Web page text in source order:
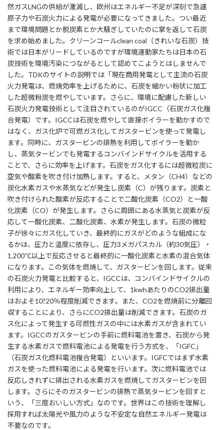
然ガスLNGの供給が激減し、欧州はエネルギー不足が深刻で急遽
原子力や石炭火力による発電が必要になってきました。つい最近
まで環境問題とか脱炭素とか大騒ぎしていたのに掌を返して石炭
を求め始めました。クリーンコールclean coal（きれいな石炭）技
術では日本がリードしているのですが環境運動家たちは日本の石
炭技術を環境汚染につながるとして認めてこようとはしませんで
した。TDKのサイトの説明では「現在商用発電として主流の石炭
火力発電は、燃焼効率を上げるために、石炭を細かい粉状に加工
した超微粉炭を燃やしています。さらに、環境に配慮した新しい
石炭火力発電技術として注目されているのがIGCC（石炭ガス化複
合発電）です。IGCCは石炭を燃やして直接ボイラーを動かすので
はなく、ガス化炉で可燃ガス化してガスタービンを使って発電し
ます。同時に、ガスタービンの排熱を利用してボイラーを動か
し、蒸気タービンでも発電するコンバインドサイクルを活用する
ことで、さらに効率を上げます。石炭をガス化するには超微粒炭に
空気や酸素を吹き付け加熱します。すると、メタン（CH4）などの
炭化水素ガスや水蒸気などが発生し炭素（C）が残ります。炭素と
吹き付けられた酸素が反応することで二酸化炭素（CO2）と一酸
化炭素（CO）が発生します。さらに周囲にある水蒸気と炭素が反
応して一酸化炭素、二酸化炭素、水素が発生します。石炭の微粒
子が徐々にガス化していき、最終的にガスがどのような組成にな
るかは、圧力と温度に依存し、圧力3メガパスカル（約30気圧）・
1,200℃以上で反応させると最終的に一酸化炭素と水素の混合気体
になります。この気体を燃焼して、ガスタービンを回します。従来
の石炭火力発電と比較すると、IGCCは、コンバインドサイクルの
利用により、エネルギー効率向上して、1kwhあたりのCO2排出量
はおよそ10?20％程度削減できます。また、CO2を燃焼前に分離回
収することにより、さらにCO2排出量は削減できます。石炭のガ
ス化によって発生する可燃性ガスの中には水素ガスが含まれてい
ます。IGCCのガスタービンの手前に燃料電池を置き、石炭から発
生する水素ガスで燃料電池による発電を行う方式を、「IGFC」
（石炭ガス化燃料電池複合発電）といいます。IGFCではまず水素
ガスを使った燃料電池による発電を行います。次に燃料電池では
反応しきれずに排出される水素ガスを燃焼してガスタービンを回
します。さらにそのガスタービンの排熱で蒸気タービンを回すと
いう、「三度おいしい方式」なのです。世界はこの技術を理解し
採用すれば太陽光や風力のような不安定な自然エネルギー発電は
不要なのです。